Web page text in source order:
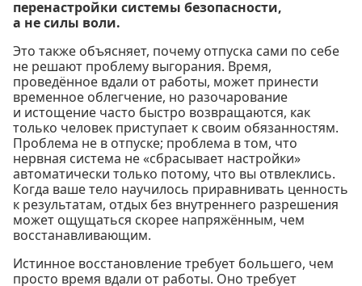
перенастройки системы безопасности,
а не силы воли.
Это также объясняет, почему отпуска сами по себе
не решают проблему выгорания. Время,
проведённое вдали от работы, может принести
временное облегчение, но разочарование
и истощение часто быстро возвращаются, как
только человек приступает к своим обязанностям.
Проблема не в отпуске; проблема в том, что
нервная система не «сбрасывает настройки»
автоматически только потому, что вы отвлеклись.
Когда ваше тело научилось приравнивать ценность
к результатам, отдых без внутреннего разрешения
может ощущаться скорее напряжённым, чем
восстанавливающим.
Истинное восстановление требует большего, чем
просто время вдали от работы. Оно требует